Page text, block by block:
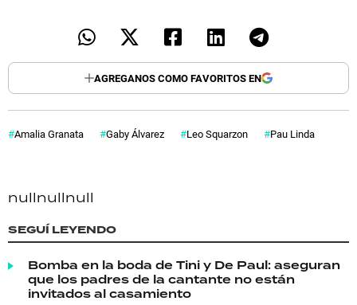
AGREGANOS COMO FAVORITOS EN
Amalia Granata Gaby Álvarez Leo Squarzon Pau Linda
nullnullnull
SEGUÍ LEYENDO
Bomba en la boda de Tini y De Paul: aseguran
que los padres de la cantante no están
invitados al casamiento